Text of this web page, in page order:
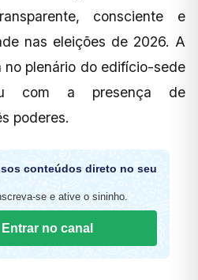
consciente e
nas eleições de 2026. A
no plenário do edifício-sede
com a presença de
poderes.
conteúdos direto no seu
se e ative o sininho.
Entrar no canal